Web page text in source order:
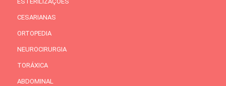
CESARIANAS
ORTOPEDIA
NEUROCIRURGIA
TORÁXICA
ABDOMINAL